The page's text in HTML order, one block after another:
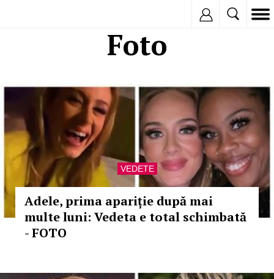
Foto
VEDETE
Adele, prima apariție după mai
multe luni: Vedeta e total schimbată
- FOTO